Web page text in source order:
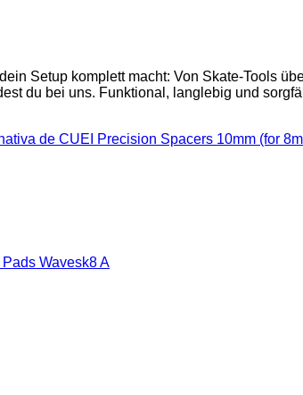
Setup komplett macht: Von Skate-Tools
du bei uns. Funktional, langlebig und